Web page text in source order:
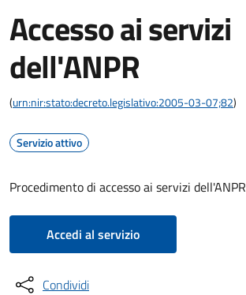
Accesso ai servizi
dell'ANPR
(urn:nir:stato:decreto.legislativo:2005-03-07;82)
Servizio attivo
Procedimento di accesso ai servizi dell'ANPR
Accedi al servizio
Condividi